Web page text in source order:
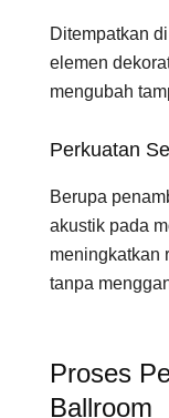
Ditempatkan
elemen
mengubah
Perkuatan
Berupa
akustik pada
meningkatkan
tanpa
Proses
Ballroom